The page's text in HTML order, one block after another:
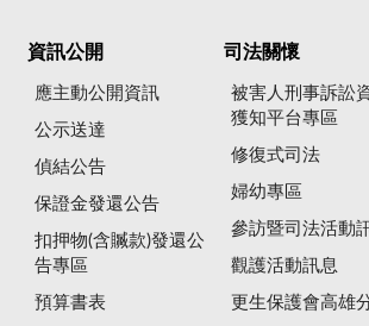
資訊公開
應主動公開資訊
公示送達
偵結公告
保證金發還公告
扣押物(含贓款)發還公
告專區
預算書表
司法關懷
被害人刑事訴訟
獲知平台專區
修復式司法
婦幼專區
參訪暨司法活動
觀護活動訊息
更生保護會高雄